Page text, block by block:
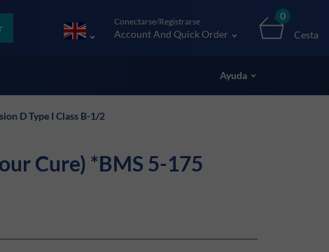
Conectarse/Registrarse
Account And Quick Order
0
Cesta
Ayuda
D Type I Class B-1/2
Cure) *BMS 5-175